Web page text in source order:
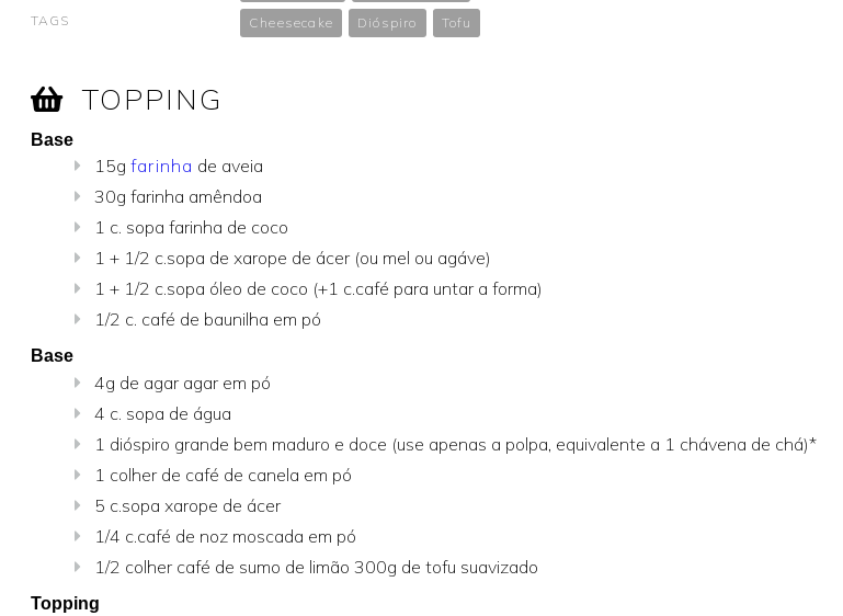
TAGS
Cheesecake Dióspiro Tofu
TOPPING
Base
15g farinha de aveia
30g farinha amêndoa
1 c. sopa farinha de coco
1 + 1/2 c.sopa de xarope de ácer (ou mel ou agáve)
1 + 1/2 c.sopa óleo de coco (+1 c.café para untar a forma)
1/2 c. café de baunilha em pó
Base
4g de agar agar em pó
4 c. sopa de água
1 dióspiro grande bem maduro e doce (use apenas a polpa, equivalente a 1 chávena de chá)*
1 colher de café de canela em pó
5 c.sopa xarope de ácer
1/4 c.café de noz moscada em pó
1/2 colher café de sumo de limão 300g de tofu suavizado
Topping